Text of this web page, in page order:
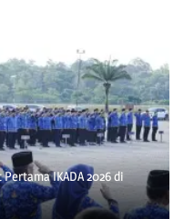
IKADA 2026 di